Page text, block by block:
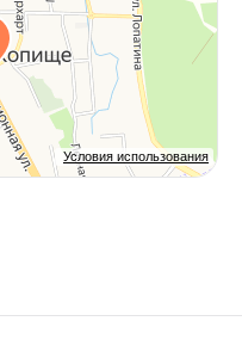
Условия использования